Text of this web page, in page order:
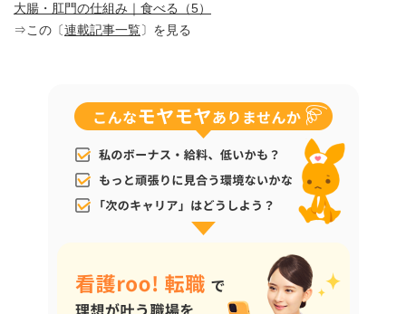
大腸・肛門の仕組み｜食べる（5）
⇒この〔連載記事一覧〕を見る